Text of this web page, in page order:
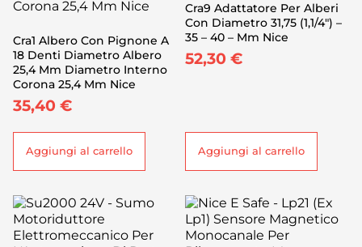
Cra1 Albero Con Pignone A
18 Denti Diametro Albero
25,4 Mm Diametro Interno
Corona 25,4 Mm Nice
35,40 €
Aggiungi al carrello
Cra9 Adattatore Per Alberi
Con Diametro 31,75 (1,1/4″) –
35 – 40 – Mm Nice
52,30 €
Aggiungi al carrello